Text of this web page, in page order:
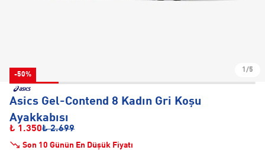
-50%
1/5
Asics Gel-Contend 8 Kadın Gri Koşu
Ayakkabısı
₺ 1.350₺ 2.699
Son 10 Günün En Düşük Fiyatı